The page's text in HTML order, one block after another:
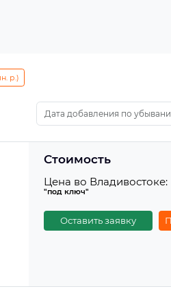
р.)
Стоимость
Цена во Владивостоке:
"под ключ"
Оставить заявку